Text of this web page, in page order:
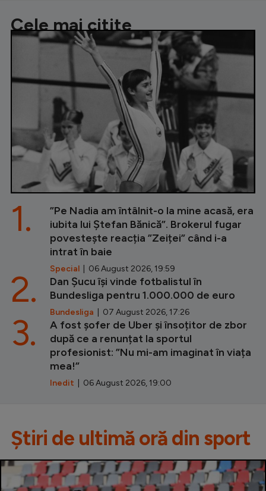
Cele mai citite
”Pe Nadia am întâlnit-o la mine acasă, era
iubita lui Ștefan Bănică”. Brokerul fugar
povestește reacția ”Zeiței” când i-a
intrat în baie
Special | 06 August 2026, 19:59
1.
Dan Șucu își vinde fotbalistul în
Bundesliga pentru 1.000.000 de euro
Bundesliga | 07 August 2026, 17:26
2.
A fost șofer de Uber și însoțitor de zbor
după ce a renunțat la sportul
profesionist: ”Nu mi-am imaginat în viața
mea!”
Inedit | 06 August 2026, 19:00
3.
Știri de ultimă oră din sport